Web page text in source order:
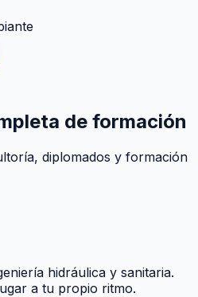
de formación
diplomados y formación
hidráulica y sanitaria.
a tu propio ritmo.